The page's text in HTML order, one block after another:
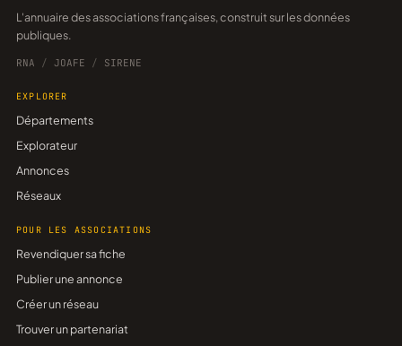
L'annuaire des associations françaises, construit sur les données
publiques.
RNA / JOAFE / SIRENE
EXPLORER
Départements
Explorateur
Annonces
Réseaux
POUR LES ASSOCIATIONS
Revendiquer sa fiche
Publier une annonce
Créer un réseau
Trouver un partenariat